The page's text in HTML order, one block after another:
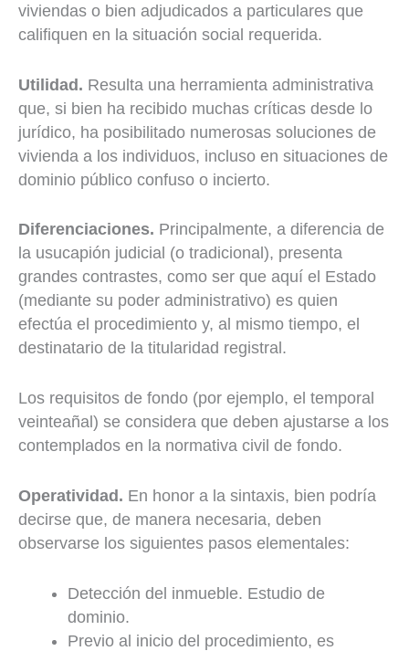
viviendas o bien adjudicados a particulares que
califiquen en la situación social requerida.
Utilidad. Resulta una herramienta administrativa
que, si bien ha recibido muchas críticas desde lo
jurídico, ha posibilitado numerosas soluciones de
vivienda a los individuos, incluso en situaciones de
dominio público confuso o incierto.
Diferenciaciones. Principalmente, a diferencia de
la usucapión judicial (o tradicional), presenta
grandes contrastes, como ser que aquí el Estado
(mediante su poder administrativo) es quien
efectúa el procedimiento y, al mismo tiempo, el
destinatario de la titularidad registral.
Los requisitos de fondo (por ejemplo, el temporal
veinteañal) se considera que deben ajustarse a los
contemplados en la normativa civil de fondo.
Operatividad. En honor a la sintaxis, bien podría
decirse que, de manera necesaria, deben
observarse los siguientes pasos elementales:
Detección del inmueble. Estudio de
dominio.
Previo al inicio del procedimiento, es